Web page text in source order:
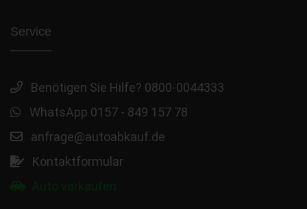
Service
Benötigen Sie Hilfe? 0800-0044333
WhatsApp 0157 - 849 157 78
anfrage@autoabkauf.de
Kontaktformular